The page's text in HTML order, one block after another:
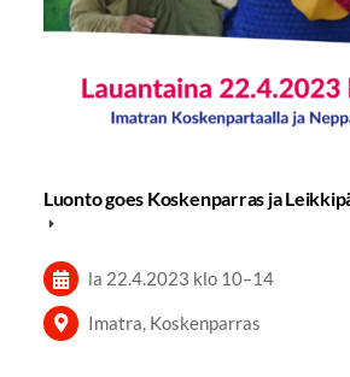
Luonto goes Koskenparras ja
la 22.4.2023 klo 10–14
Imatra, Koskenparras